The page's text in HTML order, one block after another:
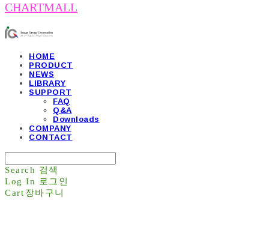
CHARTMALL
HOME
PRODUCT
NEWS
LIBRARY
SUPPORT
FAQ
Q&A
Downloads
COMPANY
CONTACT
Search 검색
Log In
로그인
Cart 장바구니